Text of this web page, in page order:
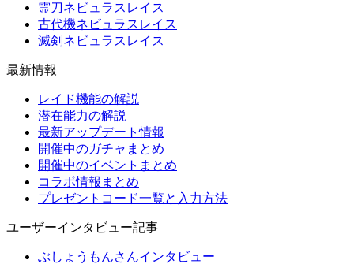
霊刀ネビュラスレイス
古代機ネビュラスレイス
滅剣ネビュラスレイス
最新情報
レイド機能の解説
潜在能力の解説
最新アップデート情報
開催中のガチャまとめ
開催中のイベントまとめ
コラボ情報まとめ
プレゼントコード一覧と入力方法
ユーザーインタビュー記事
ぶしょうもんさんインタビュー